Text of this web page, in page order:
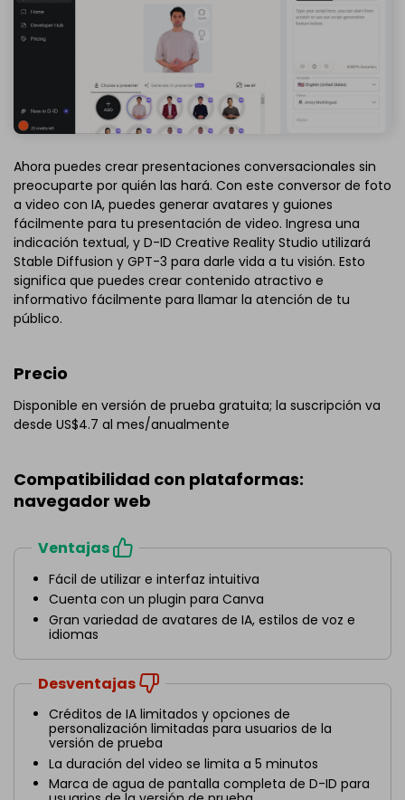
Ahora puedes crear presentaciones conversacionales sin
preocuparte por quién las hará. Con este conversor de foto
a video con IA, puedes generar avatares y guiones
fácilmente para tu presentación de video. Ingresa una
indicación textual, y D-ID Creative Reality Studio utilizará
Stable Diffusion y GPT-3 para darle vida a tu visión. Esto
significa que puedes crear contenido atractivo e
informativo fácilmente para llamar la atención de tu
público.
Precio
Disponible en versión de prueba gratuita; la suscripción va
desde US$4.7 al mes/anualmente
Compatibilidad con plataformas:
navegador web
Ventajas
Fácil de utilizar e interfaz intuitiva
Cuenta con un plugin para Canva
Gran variedad de avatares de IA, estilos de voz e
idiomas
Desventajas
Créditos de IA limitados y opciones de
personalización limitadas para usuarios de la
versión de prueba
La duración del video se limita a 5 minutos
Marca de agua de pantalla completa de D-ID para